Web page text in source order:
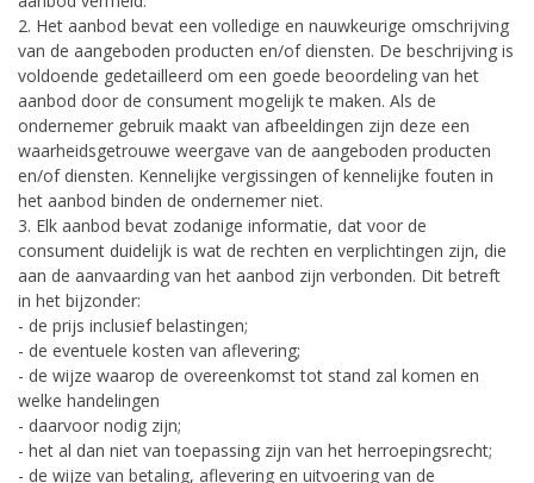
2. Het aanbod bevat een volledige en nauwkeurige omschrijving
van de aangeboden producten en/of diensten. De beschrijving is
voldoende gedetailleerd om een goede beoordeling van het
aanbod door de consument mogelijk te maken. Als de
ondernemer gebruik maakt van afbeeldingen zijn deze een
waarheidsgetrouwe weergave van de aangeboden producten
en/of diensten. Kennelijke vergissingen of kennelijke fouten in
het aanbod binden de ondernemer niet.
3. Elk aanbod bevat zodanige informatie, dat voor de
consument duidelijk is wat de rechten en verplichtingen zijn, die
aan de aanvaarding van het aanbod zijn verbonden. Dit betreft
in het bijzonder:
- de prijs inclusief belastingen;
- de eventuele kosten van aflevering;
- de wijze waarop de overeenkomst tot stand zal komen en
welke handelingen
- daarvoor nodig zijn;
- het al dan niet van toepassing zijn van het herroepingsrecht;
- de wijze van betaling, aflevering en uitvoering van de